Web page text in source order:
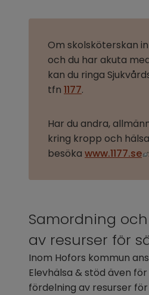
Om skolsköterskan
och du har akuta
kan du ringa
tfn 1177.
Har du andra,
kring kropp och
besöka www.1177.se
Samordning
av resurser för
Inom Hofors kommun
Elevhälsa & stöd även
fördelning av resurser